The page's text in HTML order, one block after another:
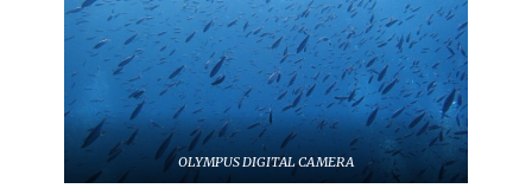
OLYMPUS DIGITAL CAMERA